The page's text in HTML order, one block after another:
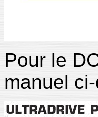
Pour le
manuel